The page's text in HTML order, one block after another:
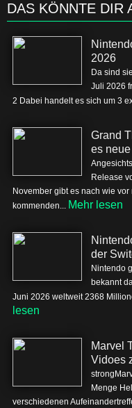
DAS KÖNNTE DIR
2026
Da sind
Juli 2026
2 Dabei handelt es sich um 3
Grand
es
Release
November gibt es nach wie
kommenden... Mehr lesen
der
Nintendo
bekannt
Juni 2026 weltweit 2368
lesen
Marvel
Vidoes
Menge
verschiedenen